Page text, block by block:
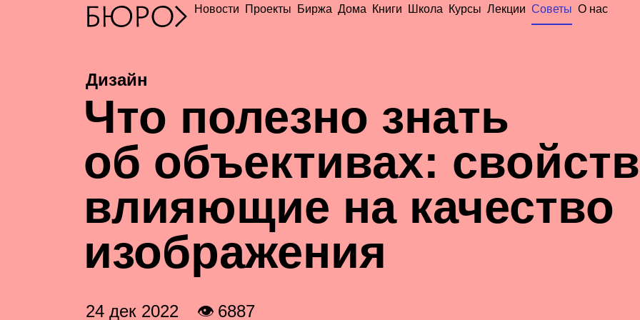
Новости Проекты Биржа Дома Книги Школа Курсы Лекции Советы О нас
Дизайн
Что полезно знать
об объективах:
влияющие на качество
изображения
24 дек 2022 👁 6887